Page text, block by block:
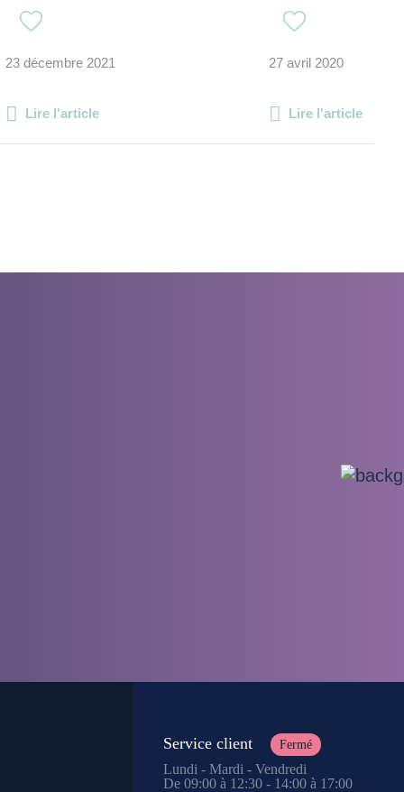
23 décembre 2021
Lire l'article
27 avril 2020
Lire l'article
Service client Fermé
Lundi - Mardi - Vendredi
De 09:00 à 12:30 - 14:00 à 17:00